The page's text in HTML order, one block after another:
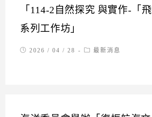
「114-2自然探究 與實作-「飛
系列工作坊」
Post2026 / 04 / 28
Post最新消息